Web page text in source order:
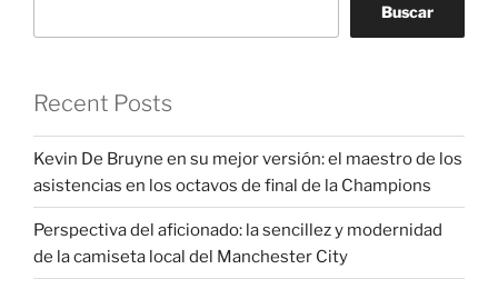
Buscar
Recent Posts
Kevin De Bruyne en su mejor versión: el maestro de los
asistencias en los octavos de final de la Champions
Perspectiva del aficionado: la sencillez y modernidad
de la camiseta local del Manchester City